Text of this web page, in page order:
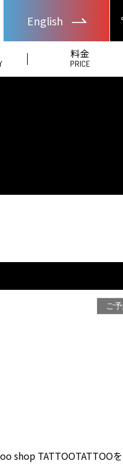
English
料金
PRICE
ご
shop TATTOOTATTOOを